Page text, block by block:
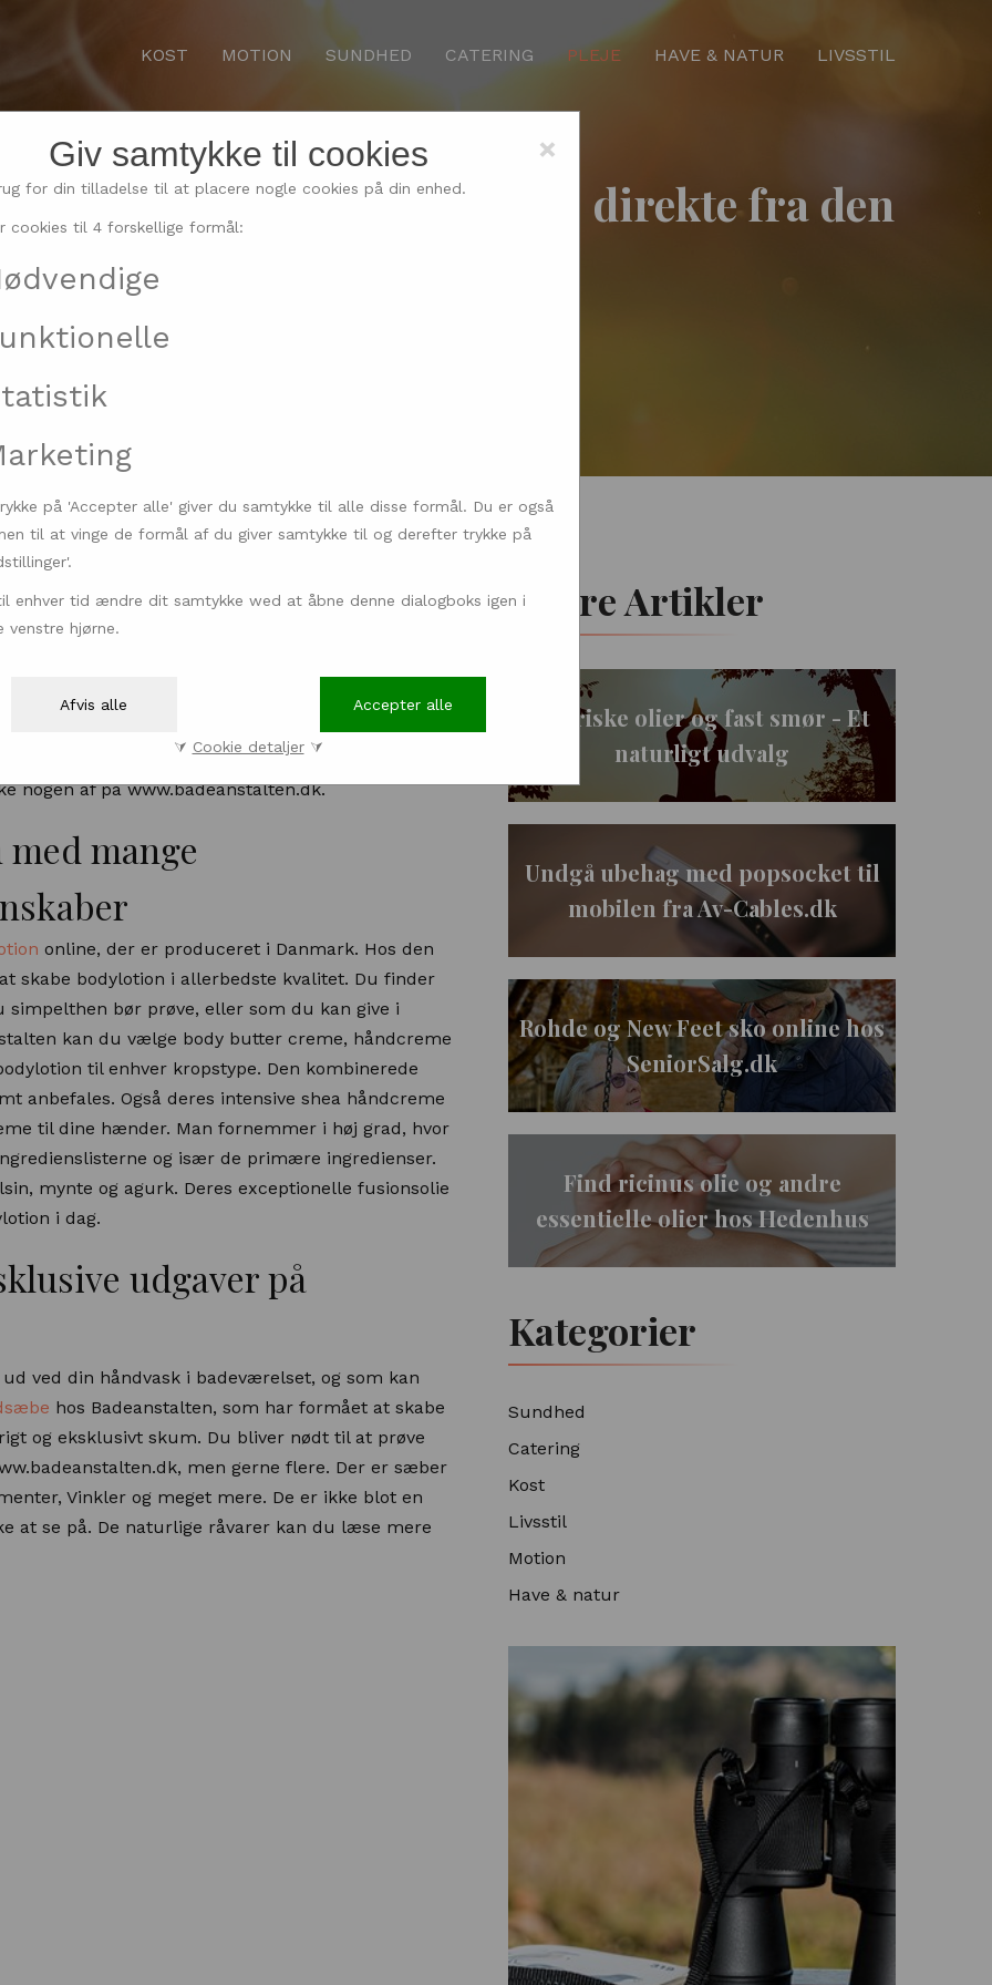
KOST MOTION SUNDHED CATERING PLEJE HAVE & NATUR LIVSSTIL
i naturlig kvalitet - direkte fra den
danske fabrik
Med stor inspiration fra naturen har de udviklet
fortjener at blive afprøvet. Du bør også klikke ind
en smuk og kvalitetsdygtig sæbebar til
nogen af på www.badeanstalten.dk.
mange
online, der er produceret i Danmark. Hos den
skabe bodylotion i allerbedste kvalitet. Du finder
bør prøve, eller som du kan give i
kan du vælge body butter creme, håndcreme
til enhver kropstype. Den kombinerede
anbefales. Også deres intensive shea håndcreme
til dine hænder. Man fornemmer i høj grad, hvor
og især de primære ingredienser.
mynte og agurk. Deres exceptionelle fusionsolie
i dag.
udgaver på
ved din håndvask i badeværelset, og som kan
hos Badeanstalten, som har formået at skabe
og eksklusivt skum. Du bliver nødt til at prøve
men gerne flere. Der er sæber
Vinkler og meget mere. De er ikke blot en
at se på. De naturlige råvarer kan du læse mere
Andre Artikler
Æteriske olier og fast smør - Et
naturligt udvalg
Undgå ubehag med popsocket til
mobilen fra Av-Cables.dk
Rohde og New Feet sko online hos
SeniorSalg.dk
Find ricinus olie og andre
essentielle olier hos Hedenhus
Kategorier
Sundhed
Catering
Kost
Livsstil
Motion
Have & natur
×
Giv samtykke til cookies
for din tilladelse til at placere nogle cookies på din enhed.
cookies til 4 forskellige formål:
på 'Accepter alle' giver du samtykke til alle disse formål. Du er også
til at vinge de formål af du giver samtykke til og derefter trykke på
enhver tid ændre dit samtykke wed at åbne denne dialogboks igen i
venstre hjørne.
Afvis alle Accepter alle
⮛ Cookie detaljer ⮛